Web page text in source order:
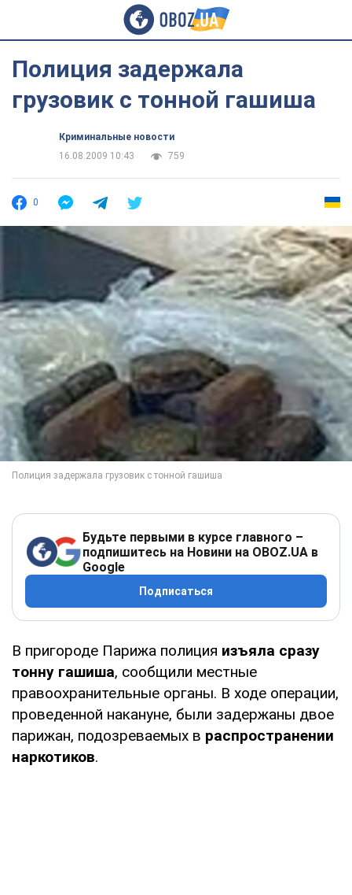
Полиция задержала
грузовик с тонной гашиша
Криминальные новости
16.08.2009 10:43
759
0
Будьте первыми в курсе главного –
подпишитесь на Новини на OBOZ.UA в
Google
Подписаться
В пригороде Парижа полиция изъяла сразу
тонну гашиша, сообщили местные
правоохранительные органы. В ходе операции,
проведенной накануне, были задержаны двое
парижан, подозреваемых в распространении
наркотиков.